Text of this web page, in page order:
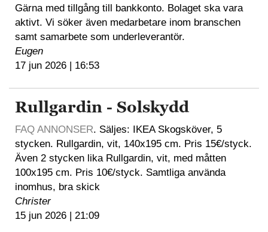
Gärna med tillgång till bankkonto. Bolaget ska vara
aktivt. Vi söker även medarbetare inom branschen
samt samarbete som underleverantör.
Eugen
17 jun 2026 | 16:53
Rullgardin - Solskydd
FAQ ANNONSER. Säljes: IKEA Skogsköver, 5
stycken. Rullgardin, vit, 140x195 cm. Pris 15€/styck.
Även 2 stycken lika Rullgardin, vit, med måtten
100x195 cm. Pris 10€/styck. Samtliga använda
inomhus, bra skick
Christer
15 jun 2026 | 21:09